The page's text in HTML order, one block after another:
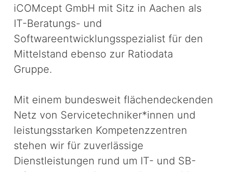
iCOMcept GmbH mit Sitz in Aachen als
IT-Beratungs- und
Softwareentwicklungsspezialist für den
Mittelstand ebenso zur Ratiodata
Gruppe.
Mit einem bundesweit flächendeckenden
Netz von Servicetechniker*innen und
leistungsstarken Kompetenzzentren
stehen wir für zuverlässige
Dienstleistungen rund um IT- und SB-